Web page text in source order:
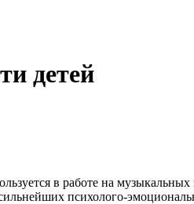
детей
в работе на музыкальных
психолого-